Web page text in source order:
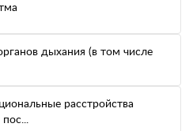
дыхания (в том числе
расстройства